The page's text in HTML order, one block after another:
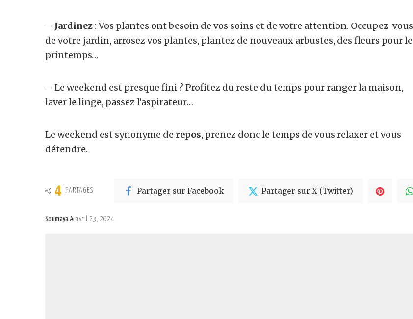
– Jardinez : Vos plantes ont besoin de vos soins et de votre attention. Occupez-vous
de votre jardin, arrosez vos plantes, plantez de nouveaux arbustes, des fleurs pour le
printemps…
– Le weekend est presque fini ? Profitez du reste du temps pour ranger la maison,
laver le linge, passez l’aspirateur…
Le weekend est synonyme de repos, prenez donc le temps de vous relaxer et vous
détendre.
4 PARTAGES Partager sur Facebook Partager sur X (Twitter)
Posted
Soumaya A avril 23, 2024